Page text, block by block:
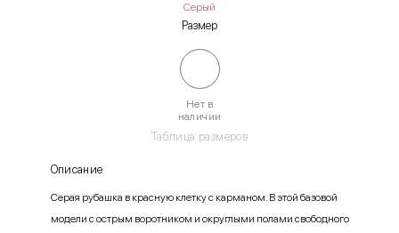
Серый
Размер
Таблица размеров
Нет в
наличии
Описание
Серая рубашка в красную клетку с карманом. В этой базовой
модели с острым воротником и округлыми полами свободного